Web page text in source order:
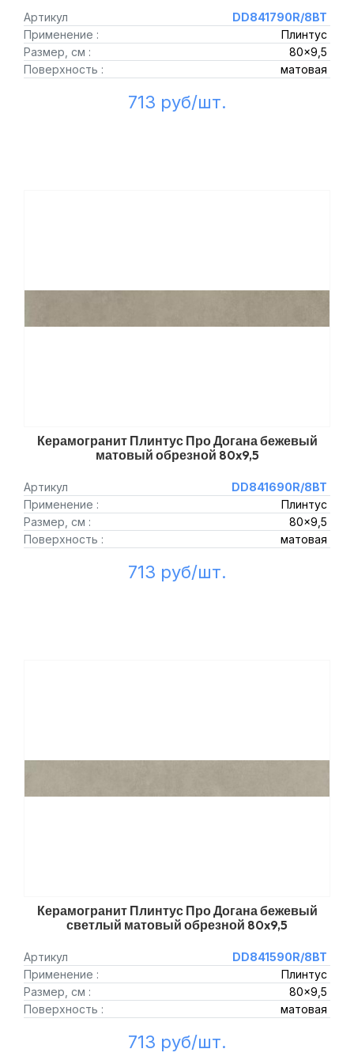
Артикул
DD841790R/8BT
Применение :
Плинтус
Размер, см :
80x9,5
Поверхность :
матовая
713 руб/шт.
Керамогранит Плинтус Про Догана бежевый
матовый обрезной 80x9,5
Артикул
DD841690R/8BT
Применение :
Плинтус
Размер, см :
80x9,5
Поверхность :
матовая
713 руб/шт.
Керамогранит Плинтус Про Догана бежевый
светлый матовый обрезной 80x9,5
Артикул
DD841590R/8BT
Применение :
Плинтус
Размер, см :
80x9,5
Поверхность :
матовая
713 руб/шт.